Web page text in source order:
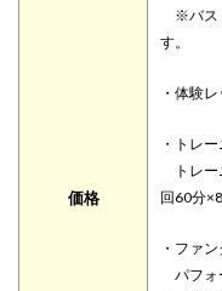
価格
※バス
す。
・体験
・トレ
トレー
回60分
・ファ
パフォ